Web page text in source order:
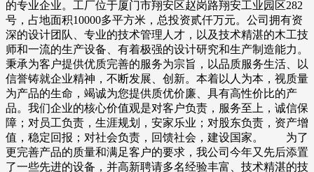
的专业企业。工厂位于厦门市翔安区赵岗路翔安工业园区282
号，占地面积10000多平方米，总投资贰仟万元。公司拥有资
深的设计团队、专业的技术管理人才，以及技术精湛的木工技
师和一流的生产设备、有着极强的设计研究和生产制造能力。
秉承为客户提供优质完善的服务为宗旨，以品质服务生活、以
信誉铸就企业精神，不断发展、创新。本着以人为本，视质量
为产品的生命，竭诚为您提供质优价廉、具有高性价比的产
品。我们企业的核心价值观是对客户负责，服务至上，诚信保
障；对员工负责，生涯规划，安家乐业；对股东负责，资产增
值，稳定回报；对社会负责，回馈社会，建设国家。 为了
更完善产品的质量和满足客户的要求，我公司今年又先后添置
了一些先进的设备，并高新聘请多名经验丰富、技术精湛的技